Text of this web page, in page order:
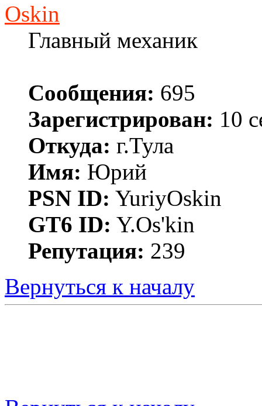
Oskin
Главный механик
Сообщения: 695
Зарегистрирован: 10
Откуда: г.Тула
Имя: Юрий
PSN ID: YuriyOskin
GT6 ID: Y.Os'kin
Репутация: 239
Вернуться к началу